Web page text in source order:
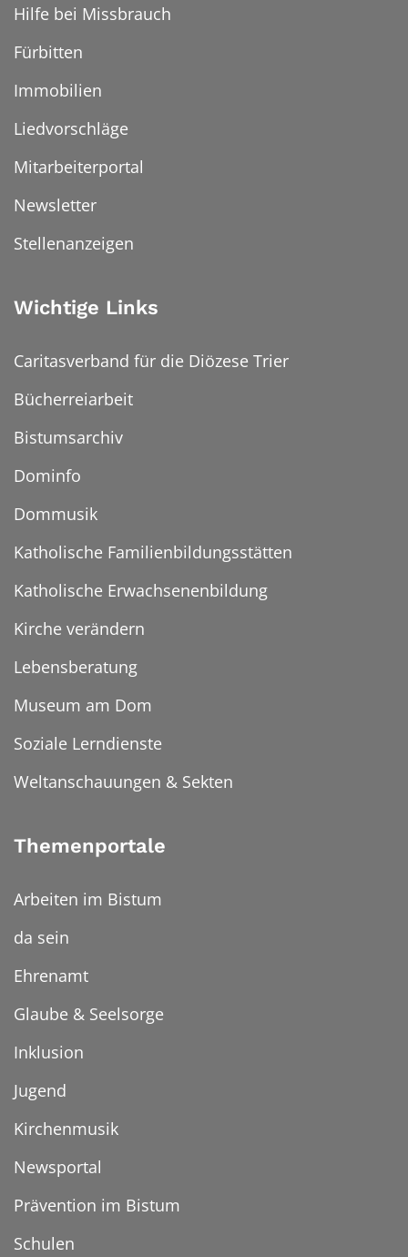
Hilfe bei Missbrauch
Fürbitten
Immobilien
Liedvorschläge
Mitarbeiterportal
Newsletter
Stellenanzeigen
Wichtige Links
Caritasverband für die Diözese Trier
Bücherreiarbeit
Bistumsarchiv
Dominfo
Dommusik
Katholische Familienbildungsstätten
Katholische Erwachsenenbildung
Kirche verändern
Lebensberatung
Museum am Dom
Soziale Lerndienste
Weltanschauungen & Sekten
Themenportale
Arbeiten im Bistum
da sein
Ehrenamt
Glaube & Seelsorge
Inklusion
Jugend
Kirchenmusik
Newsportal
Prävention im Bistum
Schulen